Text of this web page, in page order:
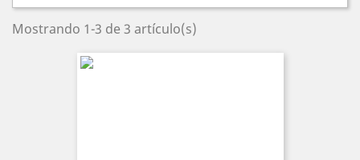
Mostrando 1-3 de 3 artículo(s)